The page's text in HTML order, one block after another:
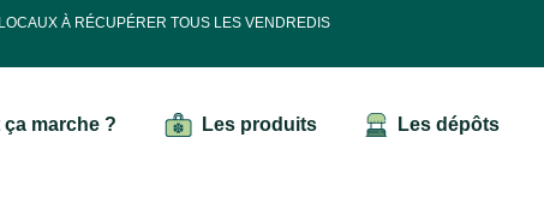
À RÉCUPÉRER TOUS LES VENDREDIS
marche ? Les produits Les dépôts